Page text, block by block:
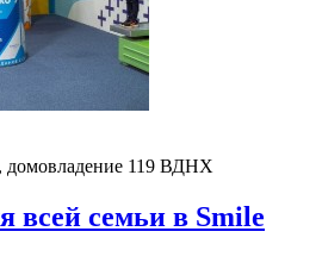
119 ВДНХ
всей семьи в Smile